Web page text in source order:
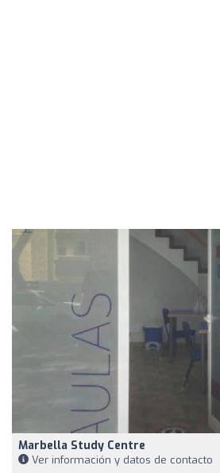
Marbella Study Centre
Ver información y datos de contacto